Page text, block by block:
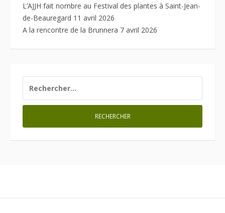
L’AJJH fait nombre au Festival des plantes à Saint-Jean-
de-Beauregard 11 avril 2026
A la rencontre de la Brunnera 7 avril 2026